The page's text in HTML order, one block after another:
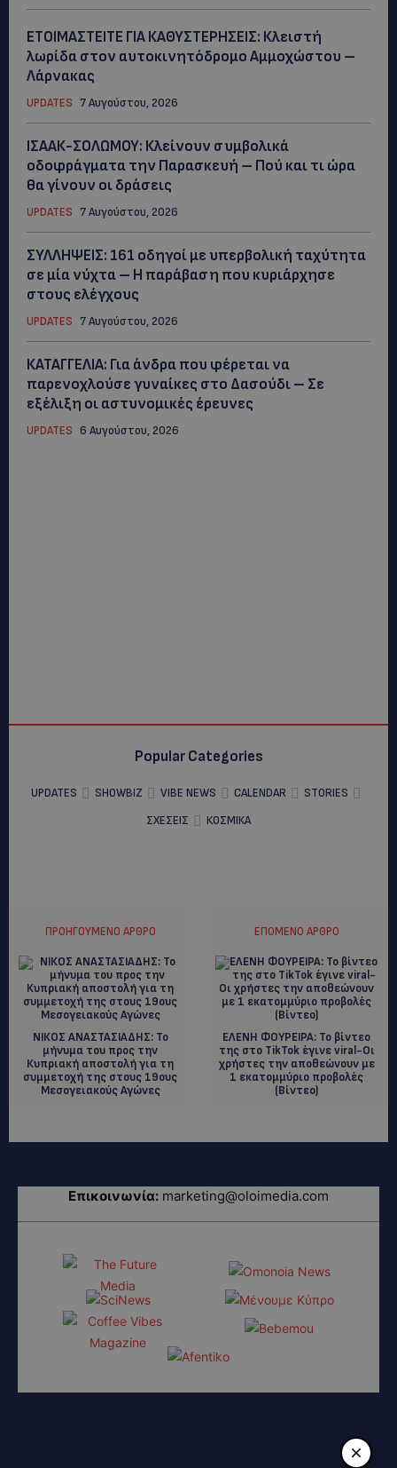
ΕΤΟΙΜΑΣΤΕΙΤΕ ΓΙΑ ΚΑΘΥΣΤΕΡΗΣΕΙΣ: Κλειστή
λωρίδα στον αυτοκινητόδρομο Αμμοχώστου –
Λάρνακας
UPDATES 7 Αυγούστου, 2026
ΙΣΑΑΚ-ΣΟΛΩΜΟΥ: Κλείνουν συμβολικά
οδοφράγματα την Παρασκευή – Πού και τι ώρα
θα γίνουν οι δράσεις
UPDATES 7 Αυγούστου, 2026
ΣΥΛΛΗΨΕΙΣ: 161 οδηγοί με υπερβολική ταχύτητα
σε μία νύχτα – Η παράβαση που κυριάρχησε
στους ελέγχους
UPDATES 7 Αυγούστου, 2026
ΚΑΤΑΓΓΕΛΙΑ: Για άνδρα που φέρεται να
παρενοχλούσε γυναίκες στο Δασούδι – Σε
εξέλιξη οι αστυνομικές έρευνες
UPDATES 6 Αυγούστου, 2026
Popular Categories
UPDATES SHOWBIZ VIBE NEWS CALENDAR
STORIES
ΣΧΕΣΕΙΣ
ΚΟΣΜΙΚΑ
ΠΡΟΗΓΟΎΜΕΝΟ ΆΡΘΡΟ
ΝΙΚΟΣ ΑΝΑΣΤΑΣΙΑΔΗΣ: To
μήνυμα του προς την
Κυπριακή αποστολή για τη
συμμετοχή της στους 19ους
Μεσογειακούς Αγώνες
ΕΠΌΜΕΝΟ ΆΡΘΡΟ
EΛΕΝΗ ΦΟΥΡΕΙΡΑ: To βίντεο
της στο ΤikTok έγινε viral-Oι
χρήστες την αποθεώνουν με
1 εκατομμύριο προβολές
(Βίντεο)
Επικοινωνία: marketing@oloimedia.com